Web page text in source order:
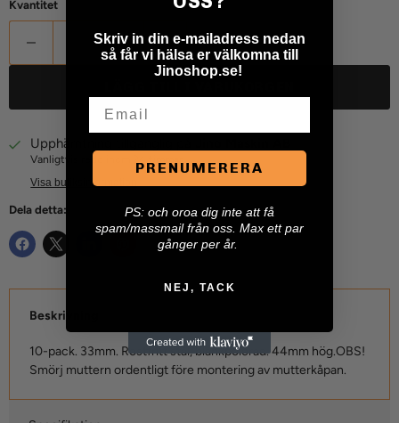
Kvantitet
Upphämtning tillgänglig på
Vanligtvis redo inom 24 timmar
Visa butiksinformation
Dela detta:
Beskrivning
10-pack. 33mm. Rostfritt stål, blankpolerad. 44mm hög.OBS!
Smörj muttern ordentligt före montering av mutterkåpan.
Skriv in din e-mailadress nedan
så får vi hälsa er välkomna till
Jinoshop.se!
PRENUMERERA
PS: och oroa dig inte att få
spam/massmail från oss. Max ett par
gånger per år.
NEJ, TACK